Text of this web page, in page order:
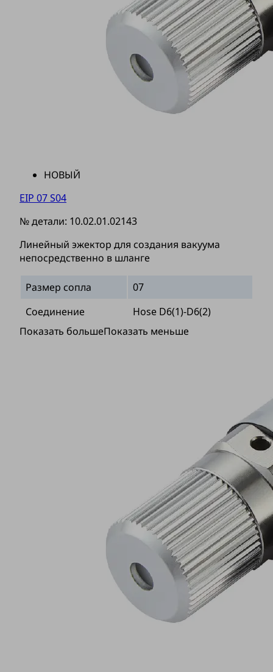
НОВЫЙ
EIP 07 S04
№ детали: 10.02.01.02143
Линейный эжектор для создания вакуума
непосредственно в шланге
Размер сопла
07
Соединение
Hose D6(1)-D6(2)
Показать большеПоказать меньше